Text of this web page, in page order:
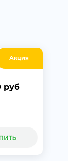
Акция
руб